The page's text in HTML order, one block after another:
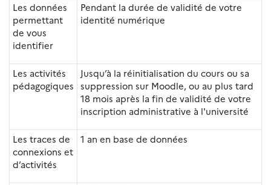
Les données
permettant
de vous
identifier
Pendant la durée de validité de votre
identité numérique
Les activités
pédagogiques
Jusqu’à la réinitialisation du cours ou sa
suppression sur Moodle, ou au plus tard
18 mois après la fin de validité de votre
inscription administrative à l'université
Les traces de
connexions et
d’activités
1 an en base de données